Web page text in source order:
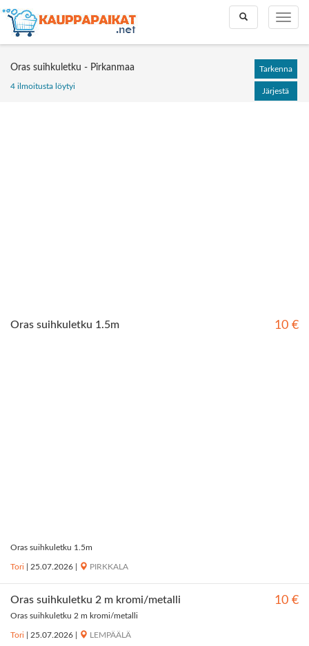
Toggle
Toggle
search
Oras suihkuletku - Pirkanmaa
4 ilmoitusta löytyi
Tarkenna
Järjestä
Oras suihkuletku 1.5m 10 €
Oras suihkuletku 1.5m
Tori 25.07.2026 PIRKKALA
Oras suihkuletku 2 m kromi/metalli 10 €
Oras suihkuletku 2 m kromi/metalli
Tori 25.07.2026 LEMPÄÄLÄ